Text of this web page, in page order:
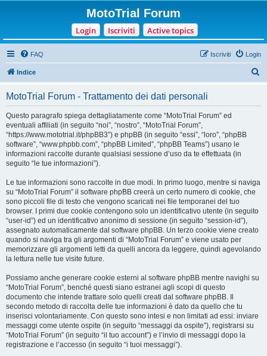
MotoTrial Forum
Login Iscriviti Active topics
FAQ Login
Iscriviti
Indice
MotoTrial Forum - Trattamento dei dati personali
Questo paragrafo spiega dettagliatamente come “MotoTrial Forum” ed
eventuali affiliati (in seguito “noi”, “nostro”, “MotoTrial Forum”,
“https://www.mototrial.it/phpBB3”) e phpBB (in seguito “essi”, “loro”, “phpBB
software”, “www.phpbb.com”, “phpBB Limited”, “phpBB Teams”) usano le
informazioni raccolte durante qualsiasi sessione d’uso da te effettuata (in
seguito “le tue informazioni”).
Le tue informazioni sono raccolte in due modi. In primo luogo, mentre si naviga
su “MotoTrial Forum” il software phpBB creerà un certo numero di cookie, che
sono piccoli file di testo che vengono scaricati nei file temporanei del tuo
browser. I primi due cookie contengono solo un identificativo utente (in seguito
“user-id”) ed un identificativo anonimo di sessione (in seguito “session-id”),
assegnato automaticamente dal software phpBB. Un terzo cookie viene creato
quando si naviga tra gli argomenti di “MotoTrial Forum” e viene usato per
memorizzare gli argomenti letti da quelli ancora da leggere, quindi agevolando
la lettura nelle tue visite future.
Possiamo anche generare cookie esterni al software phpBB mentre navighi su
“MotoTrial Forum”, benché questi siano estranei agli scopi di questo
documento che intende trattare solo quelli creati dal software phpBB. Il
secondo metodo di raccolta delle tue informazioni è dato da quello che tu
inserisci volontariamente. Con questo sono intesi e non limitati ad essi: inviare
messaggi come utente ospite (in seguito “messaggi da ospite”), registrarsi su
“MotoTrial Forum” (in seguito “il tuo account”) e l’invio di messaggi dopo la
registrazione e l’accesso (in seguito “i tuoi messaggi”).